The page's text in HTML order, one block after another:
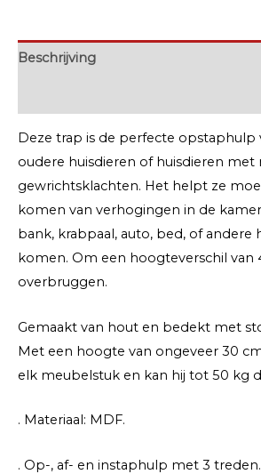
Beschrijving
Deze trap is de perfecte opstaphulp
oudere huisdieren of huisdieren met
gewrichtsklachten. Het helpt ze
komen van verhogingen in de
bank, krabpaal, auto, bed, of andere
komen. Om een hoogteverschil van
overbruggen.
Gemaakt van hout en bedekt met
Met een hoogte van ongeveer 30
elk meubelstuk en kan hij tot 50 kg
. Materiaal: MDF.
. Op-, af- en instaphulp met 3 treden.